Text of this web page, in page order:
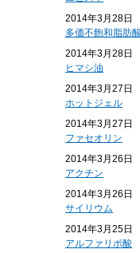
2014年3月28日
多価不飽和脂肪
2014年3月28日
ヒマシ油
2014年3月27日
ホットジェル
2014年3月27日
ファセオリン
2014年3月26日
アクチン
2014年3月26日
サイリウム
2014年3月25日
アルファリポ酸